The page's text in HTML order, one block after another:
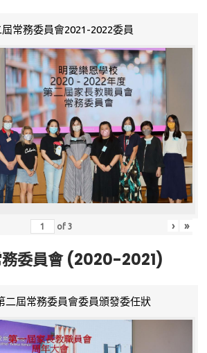
常務委員會2021-2022委員
of3 › »
務委員會 (2020-2021)
二屆常務委員會委員頒發委任狀